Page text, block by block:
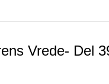
Vrede- Del